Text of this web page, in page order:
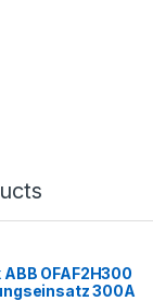
OFAF2H300
300A